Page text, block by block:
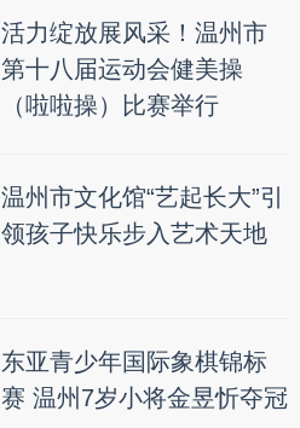
活力绽放展风采！温州市
第十八届运动会健美操
（啦啦操）比赛举行
温州市文化馆“艺起长大”引
领孩子快乐步入艺术天地
东亚青少年国际象棋锦标
赛 温州7岁小将金昱忻夺冠